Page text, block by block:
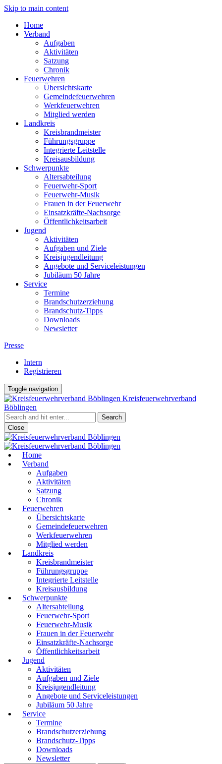
Skip to main content
Home
Verband
Aufgaben
Aktivitäten
Satzung
Chronik
Feuerwehren
Übersichtskarte
Gemeindefeuerwehren
Werkfeuerwehren
Mitglied werden
Landkreis
Kreisbrandmeister
Führungsgruppe
Integrierte Leitstelle
Kreisausbildung
Schwerpunkte
Altersabteilung
Feuerwehr-Sport
Feuerwehr-Musik
Frauen in der Feuerwehr
Einsatzkräfte-Nachsorge
Öffentlichkeitsarbeit
Jugend
Aktivitäten
Aufgaben und Ziele
Kreisjugendleitung
Angebote und Serviceleistungen
Jubiläum 50 Jahre
Service
Termine
Brandschutzerziehung
Brandschutz-Tipps
Downloads
Newsletter
Presse
Intern
Registrieren
Toggle navigation
Kreisfeuerwehrverband
Böblingen
Close
Home
Verband
Aufgaben
Aktivitäten
Satzung
Chronik
Feuerwehren
Übersichtskarte
Gemeindefeuerwehren
Werkfeuerwehren
Mitglied werden
Landkreis
Kreisbrandmeister
Führungsgruppe
Integrierte Leitstelle
Kreisausbildung
Schwerpunkte
Altersabteilung
Feuerwehr-Sport
Feuerwehr-Musik
Frauen in der Feuerwehr
Einsatzkräfte-Nachsorge
Öffentlichkeitsarbeit
Jugend
Aktivitäten
Aufgaben und Ziele
Kreisjugendleitung
Angebote und Serviceleistungen
Jubiläum 50 Jahre
Service
Termine
Brandschutzerziehung
Brandschutz-Tipps
Downloads
Newsletter